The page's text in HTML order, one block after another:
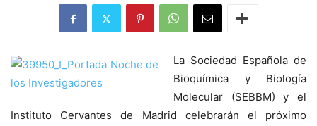
La Sociedad Española de
Bioquímica y Biología
Molecular (SEBBM) y el
Instituto Cervantes de Madrid celebrarán el próximo